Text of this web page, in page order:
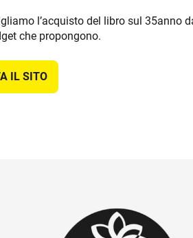
l’acquisto del libro sul 35anno
che propongono.
IL SITO